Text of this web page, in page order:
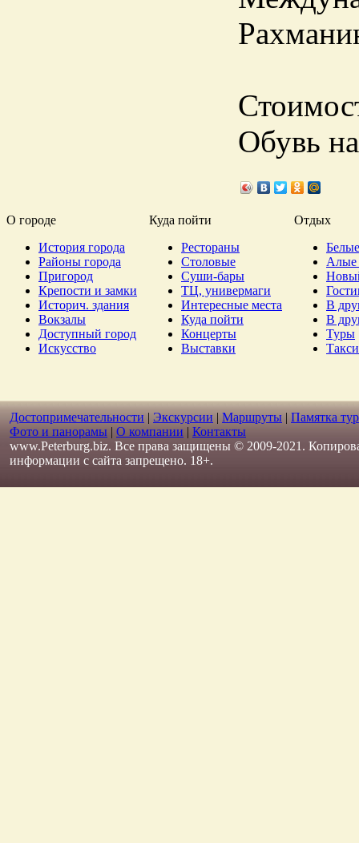
Обувь
О городе Куда пойти
Отдых
История города
Районы города
Пригород
Крепости и замки
Историч. здания
Вокзалы
Доступный город
Искусство
Рестораны
Столовые
Суши-бары
ТЦ, универмаги
Интересные места
Куда пойти
Концерты
Выставки
Алые
В
В
Туры
Такси
Достопримечательности | Экскурсии | Маршруты | Памятка
Фото и панорамы | О компании | Контакты
www.Peterburg.biz. Все права защищены © 2009-2021.
информации с сайта запрещено. 18+.